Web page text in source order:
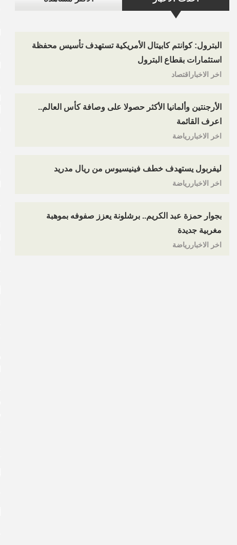
البترول: كوانتم كابيتال الأمريكية تستهدف تأسيس محفظة
استثمارات بقطاع البترول
اخر الاخباراقتصاد
الأرجنتين وألمانيا الأكثر حصولا على وصافة كأس العالم..
اعرف القائمة
اخر الاخباررياضة
ليفربول يستهدف خطف فينيسيوس من ريال مدريد
اخر الاخباررياضة
بجوار حمزة عبد الكريم.. برشلونة يعزز صفوفه بموهبة
مغربية جديدة
اخر الاخباررياضة